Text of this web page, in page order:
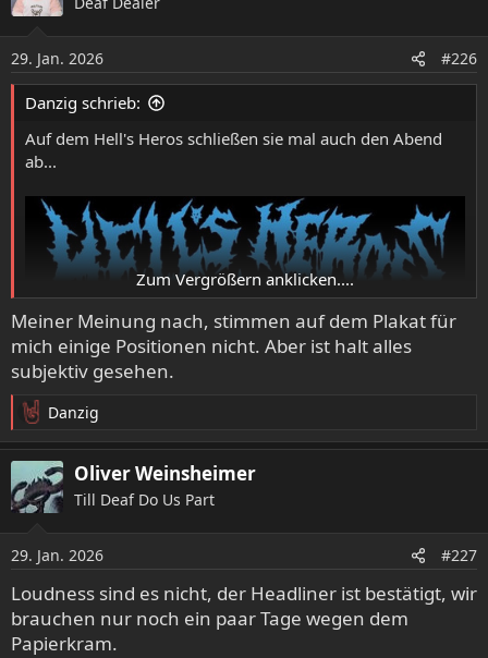
t
n
e
n
29. Jan. 2026 #226
Danzig schrieb:
Auf dem Hell's Heros schließen sie mal auch den Abend
ab...
Zum Vergrößern anklicken....
Meiner Meinung nach, stimmen auf dem Plakat für
mich einige Positionen nicht. Aber ist halt alles
subjektiv gesehen.
R
e
a
k
t
n
e
n
:
Danzig
Oliver Weinsheimer
Till Deaf Do Us Part
29. Jan. 2026 #227
Loudness sind es nicht, der Headliner ist bestätigt, wir
brauchen nur noch ein paar Tage wegen dem
Papierkram.